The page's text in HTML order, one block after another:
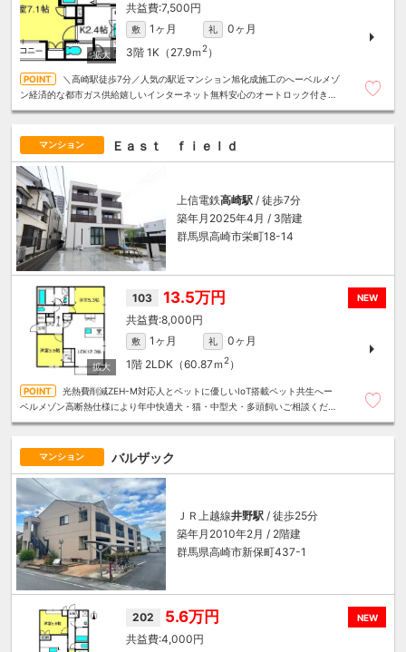
7,500円
敷 1ヶ月 礼
0ヶ月
3階 1K（27.9ｍ2）
＼高崎駅徒歩7分／人気の駅近マンション旭化成施工のへーベルメゾ
ン経済的な都市ガス供給嬉しいインターネット無料安心のオートロック付き～
マンション Ｅａｓｔ ｆｉｅｌｄ
上信電鉄高崎駅 / 徒歩7分
築年月2025年4月 / 3階建
群馬県高崎市栄町18-14
NEW
103 13.5万円
8,000円
敷 1ヶ月 礼
0ヶ月
1階 2LDK（60.87ｍ 2）
光熱費削減ZEH-M対応人とペットに優しいIoT搭載ペット共生へー
ベルメゾン高断熱仕様により年中快適犬・猫・中型犬・多頭飼いご相談くださ
マンション バルザック
ＪＲ上越線井野駅 / 徒歩25分
築年月2010年2月 / 2階建
群馬県高崎市新保町437-1
NEW
202 5.6万円
4,000円